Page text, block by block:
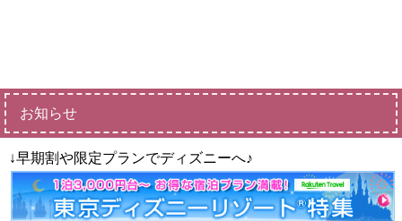
お知らせ
↓早期割や限定プランでディズニーへ♪